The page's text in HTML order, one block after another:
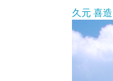
久元 喜